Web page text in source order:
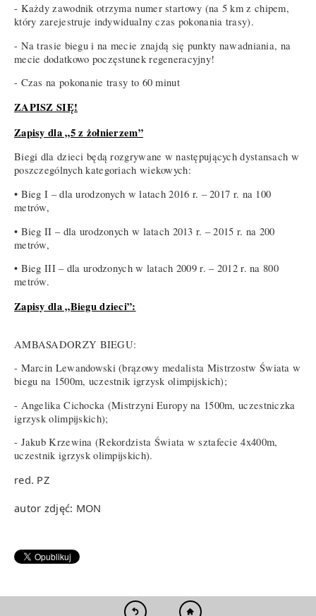
- Każdy zawodnik otrzyma numer startowy (na 5 km z chipem,
który zarejestruje indywidualny czas pokonania trasy).
- Na trasie biegu i na mecie znajdą się punkty nawadniania, na
mecie dodatkowo poczęstunek regeneracyjny!
- Czas na pokonanie trasy to 60 minut
ZAPISZ SIĘ!
Zapisy dla „5 z żołnierzem”
Biegi dla dzieci będą rozgrywane w następujących dystansach w
poszczególnych kategoriach wiekowych:
• Bieg I – dla urodzonych w latach 2016 r. – 2017 r. na 100
metrów,
• Bieg II – dla urodzonych w latach 2013 r. – 2015 r. na 200
metrów,
• Bieg III – dla urodzonych w latach 2009 r. – 2012 r. na 800
metrów.
Zapisy dla „Biegu dzieci”:
AMBASADORZY BIEGU:
- Marcin Lewandowski (brązowy medalista Mistrzostw Świata w
biegu na 1500m, uczestnik igrzysk olimpijskich);
- Angelika Cichocka (Mistrzyni Europy na 1500m, uczestniczka
igrzysk olimpijskich);
- Jakub Krzewina (Rekordzista Świata w sztafecie 4x400m,
uczestnik igrzysk olimpijskich).
red. PZ
autor zdjęć: MON